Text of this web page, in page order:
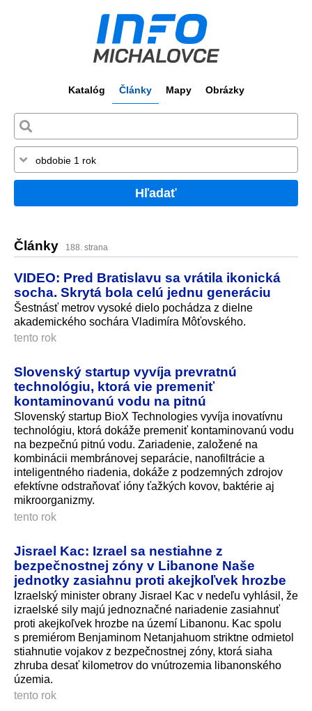
Katalóg Články Mapy Obrázky
Hľadať
Články 188. strana
VIDEO: Pred Bratislavu sa vrátila ikonická
socha. Skrytá bola celú jednu generáciu
Šestnásť metrov vysoké dielo pochádza z dielne
akademického sochára Vladimíra Môťovského.
tento rok
Slovenský startup vyvíja prevratnú
technológiu, ktorá vie premeniť
kontaminovanú vodu na pitnú
Slovenský startup BioX Technologies vyvíja inovatívnu
technológiu, ktorá dokáže premeniť kontaminovanú vodu
na bezpečnú pitnú vodu. Zariadenie, založené na
kombinácii membránovej separácie, nanofiltrácie a
inteligentného riadenia, dokáže z podzemných zdrojov
efektívne odstraňovať ióny ťažkých kovov, baktérie aj
mikroorganizmy.
tento rok
Jisrael Kac: Izrael sa nestiahne z
bezpečnostnej zóny v Libanone Naše
jednotky zasiahnu proti akejkoľvek hrozbe
Izraelský minister obrany Jisrael Kac v nedeľu vyhlásil, že
izraelské sily majú jednoznačné nariadenie zasiahnuť
proti akejkoľvek hrozbe na území Libanonu. Kac spolu
s premiérom Benjaminom Netanjahuom striktne odmietol
stiahnutie vojakov z bezpečnostnej zóny, ktorá siaha
zhruba desať kilometrov do vnútrozemia libanonského
územia.
tento rok